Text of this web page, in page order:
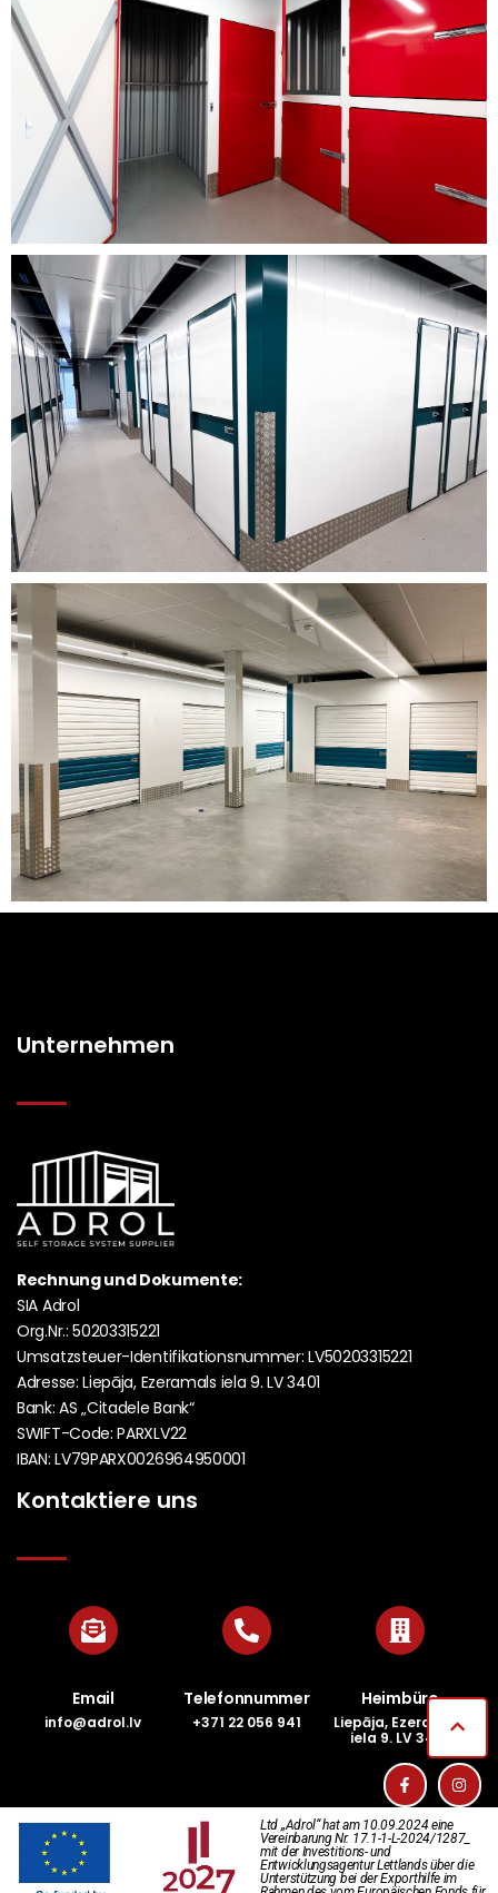
Unternehmen
Rechnung und Dokumente:
SIA Adrol
Org.Nr.: 50203315221
Umsatzsteuer-Identifikationsnummer: LV50203315221
Adresse: Liepāja, Ezeramals iela 9. LV 3401
Bank: AS „Citadele Bank“
SWIFT-Code: PARXLV22
IBAN: LV79PARX0026964950001
Kontaktiere uns
Email
info@adrol.lv
Telefonnummer
+371 22 056 941
Heimbüro
Liepāja, Ezeramals
iela 9. LV 3401
Ltd „Adrol“ hat am 10.09.2024 eine
Vereinbarung Nr. 17.1-1-L-2024/1287_
mit der Investitions- und
Entwicklungsagentur Lettlands über die
Unterstützung bei der Exporthilfe im